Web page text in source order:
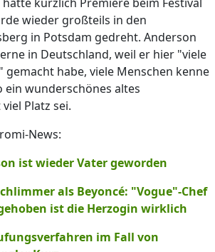
wieder großteils in den
in Potsdam gedreht. Anderson
in Deutschland, weil er hier "viele
habe, viele Menschen kenne
ein wunderschönes altes
Platz sei.
News:
ist wieder Vater geworden
als Beyoncé: "Vogue"-Chef
ist die Herzogin wirklich
im Fall von